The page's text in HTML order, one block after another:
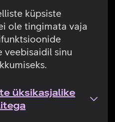
küpsiste
ole tingimata vaja
veebisaidil sinu
üksikasjalike
viga